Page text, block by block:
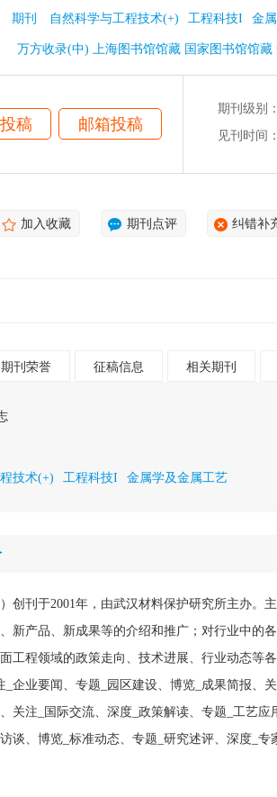
。期刊 自然科学与工程技术(+) 工程科技I 金
万方收录(中) 上海图书馆馆藏 国家图书馆馆
稿 邮箱投稿
期刊级别：
见刊时间：
加入收藏 期刊点评 纠错补
期刊荣誉 征稿信息 相关期刊
技术(+) 工程科技I 金属学及金属工艺
创刊于2001年，由武汉材料保护研究所主办。
新产品、新成果等的介绍和推广；对行业中的
工程领域的政策走向、技术进展、行业动态等
企业要闻、专题_园区建设、博览_成果简报、
关注_国际交流、深度_政策解读、专题_工艺
谈、博览_标准动态、专题_研究述评、深度_专